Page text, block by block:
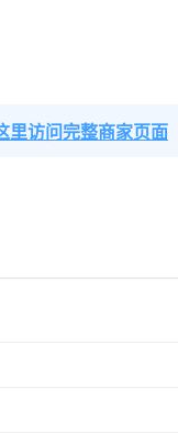
里访问完整商家页面